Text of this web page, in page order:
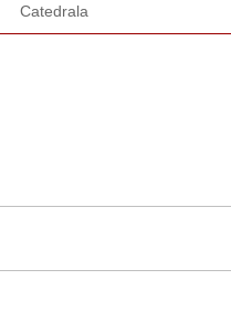
Catedrala